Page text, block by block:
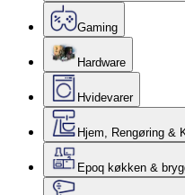
Gaming
Hardware
Hvidevarer
Hjem, Rengøring &
Epoq køkken &